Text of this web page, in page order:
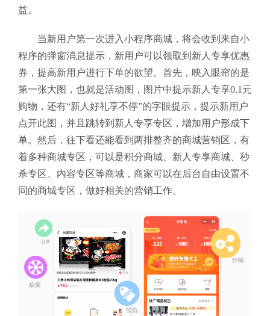
益。
当新用户第一次进入小程序商城，将会收到来自小
程序的弹窗消息提示，新用户可以领取到新人专享优惠
券，提高新用户进行下单的欲望。首先，映入眼帘的是
第一张大图，也就是活动图，图片中提示新人专享0.1元
购物，还有“新人好礼享不停”的字眼提示，提示新用户
点开此图，并且跳转到新人专享专区，增加用户形成下
单。然后，往下看还能看到两排整齐的商城营销区，有
着多种商城专区，可以是积分商城、新人专享商城、秒
杀专区、内容专区等商城，商家可以在后台自由设置不
同的商城专区，做好相关的营销工作。